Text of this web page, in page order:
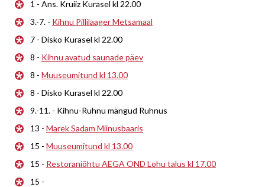
1 - Ans. Kruiiz Kurasel kl 22.00
3.-7. - Kihnu Pillilaager Metsamaal
7 - Disko Kurasel kl 22.00
8 - Kihnu avatud saunade päev
8 - Muuseumitund kl 13.00
8 - Disko Kurasel kl 22.00
9.-11. - Kihnu-Ruhnu mängud Ruhnus
13 - Marek Sadam Miinusbaaris
15 - Muuseumitund kl 13.00
15 - Restoraniõhtu AEGA OND Lohu talus kl 17.00
15 -